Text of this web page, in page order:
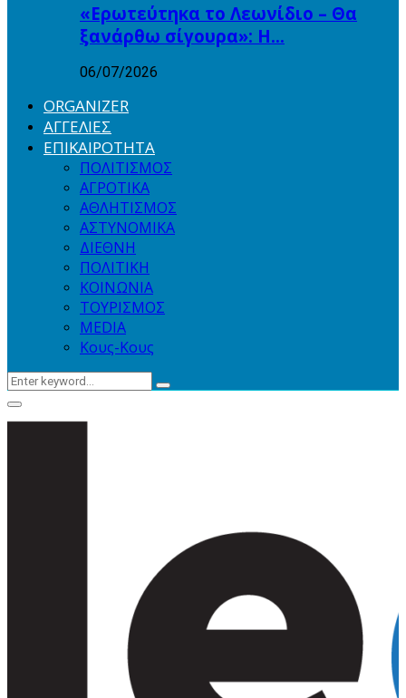
«Ερωτεύτηκα το Λεωνίδιο – Θα
ξανάρθω σίγουρα»: Η…
06/07/2026
ORGANIZER
ΑΓΓΕΛΙΕΣ
ΕΠΙΚΑΙΡΟΤΗΤΑ
ΠΟΛΙΤΙΣΜΟΣ
ΑΓΡΟΤΙΚΑ
ΑΘΛΗΤΙΣΜΟΣ
ΑΣΤΥΝΟΜΙΚΑ
ΔΙΕΘΝΗ
ΠΟΛΙΤΙΚΗ
ΚΟΙΝΩΝΙΑ
ΤΟΥΡΙΣΜΟΣ
MEDIA
Κους-Κους
Search
Search
Primary
Menu